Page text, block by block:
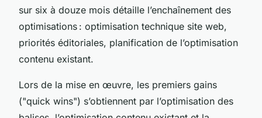
sur six à douze mois détaille l’enchaînement des
optimisations : optimisation technique site web,
priorités éditoriales, planification de l’optimisation
contenu existant.
Lors de la mise en œuvre, les premiers gains
("quick wins") s’obtiennent par l’optimisation des